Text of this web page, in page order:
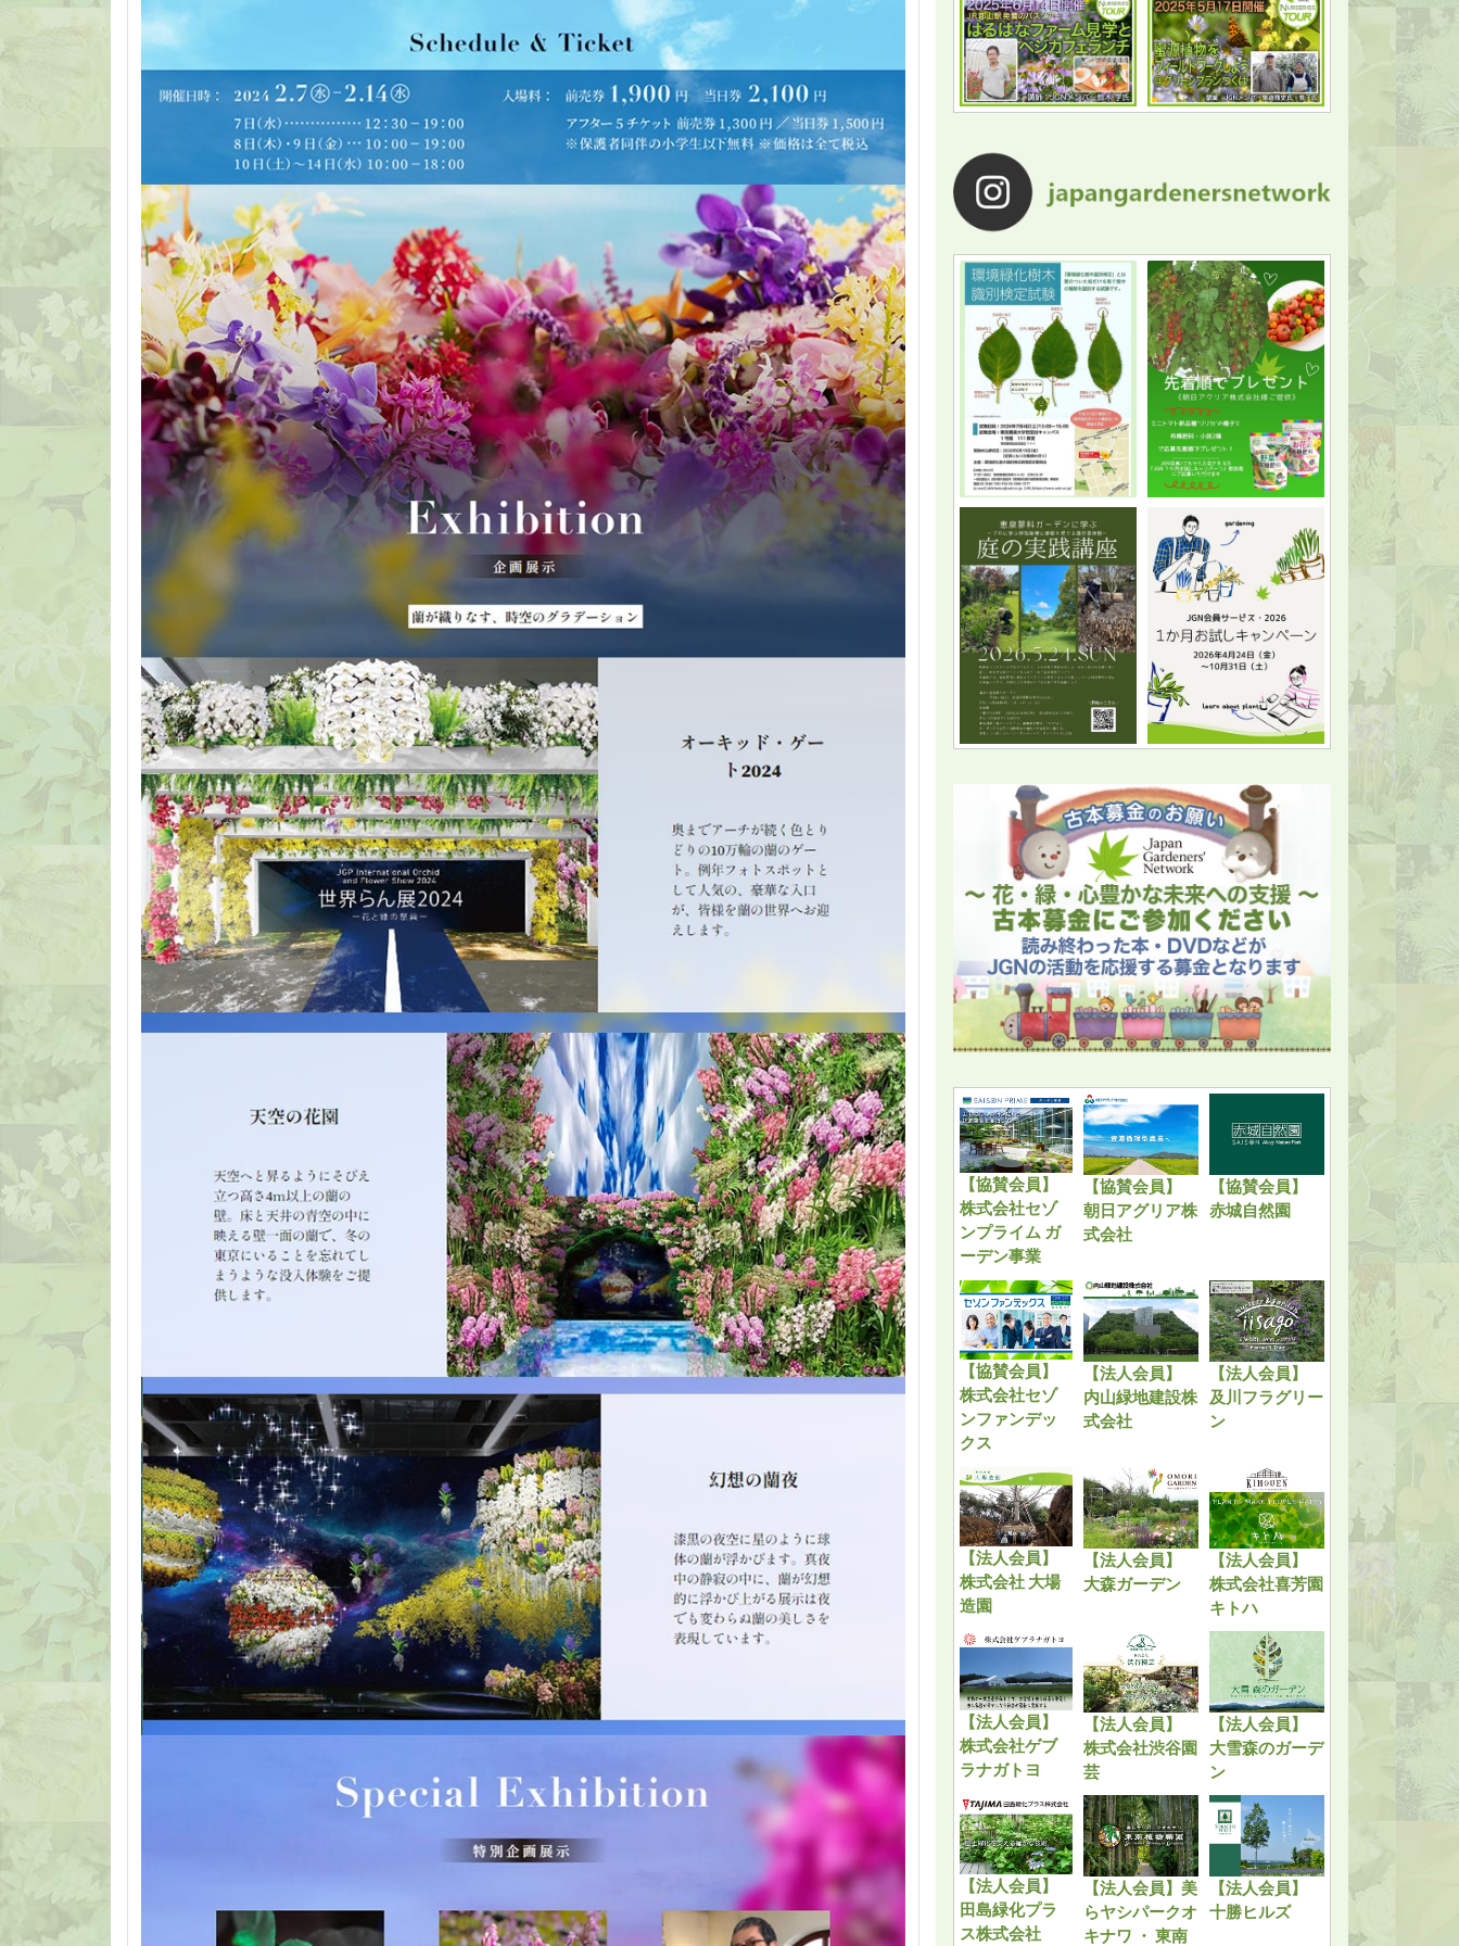
【協賛会員】
株式会社セゾ
ンプライム ガ
ーデン事業
【協賛会員】
朝日アグリア株
式会社
【協賛会員】
赤城自然園
【協賛会員】
株式会社セゾ
ンファンデッ
クス
【法人会員】
内山緑地建設株
式会社
【法人会員】
及川フラグリー
ン
【法人会員】
株式会社 大場
造園
【法人会員】
大森ガーデン
【法人会員】
株式会社喜芳園
キトハ
【法人会員】
株式会社ゲブ
ラナガトヨ
【法人会員】
株式会社渋谷園
芸
【法人会員】
大雪森のガーデ
ン
【法人会員】
田島緑化プラ
ス株式会社
【法人会員】美
らヤシパークオ
キナワ ・ 東南
【法人会員】
十勝ヒルズ